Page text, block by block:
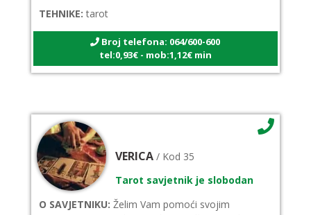
TEHNIKE: tarot
Broj telefona: 064/600-600
tel:0,93€ - mob:1,12€ min
VERICA / Kod 35
Tarot savjetnik je slobodan
O SAVJETNIKU: Želim Vam pomoći svojim